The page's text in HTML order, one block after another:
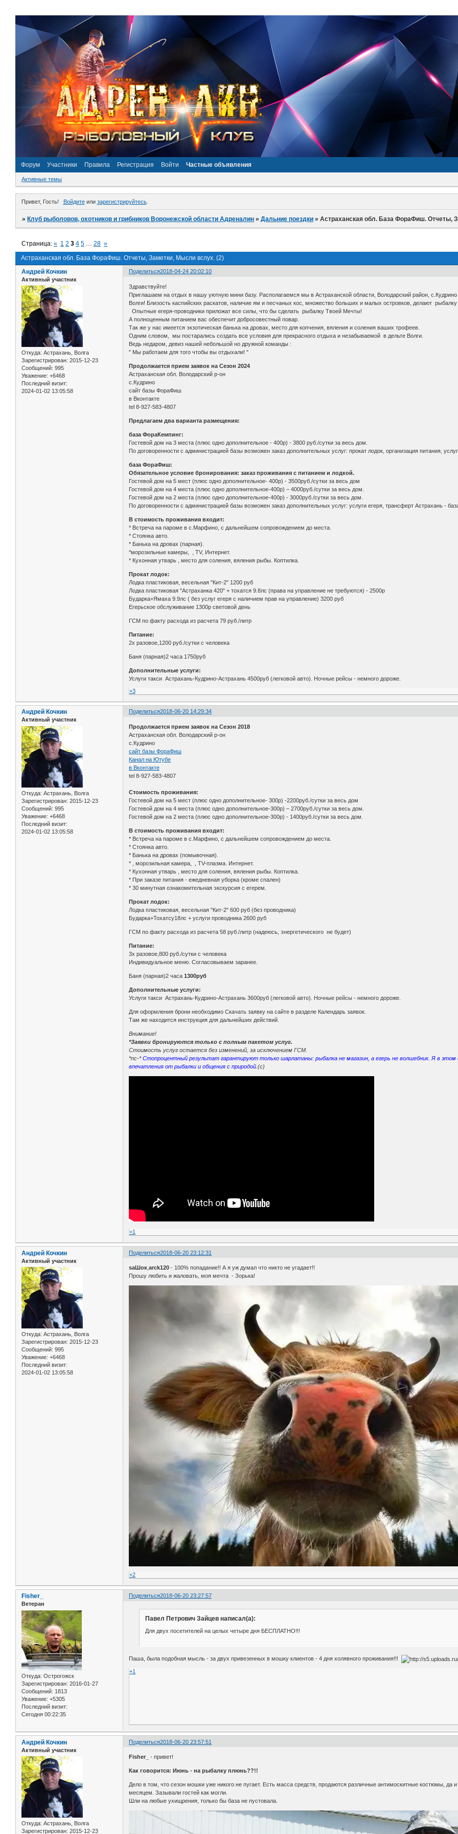
Форум Участники Правила Регистрация Войти Частные объявления
Активные темы
Привет, Гость! Войдитеили зарегистрируйтесь.
» Клуб рыболовов, охотников и грибников Воронежской области Адреналин »Дальние поездки »Астраханская обл. База ФораФиш. Отчеты,
Астраханская обл. База ФораФиш. Отчеты, Заметки, Мысли вслух. (2)
Страница:« 1 2 3 4 5 … 28 »
Поделиться2018-04-24 20:02:10
Андрей Кочкин
Активный участник
Откуда: Астрахань, Волга
Зарегистрирован: 2015-12-23
Сообщений: 995
Уважение: +6468
Последний визит:
2024-01-02 13:05:58
Здравствуйте!
Приглашаем на отдых в нашу уютную мини базу. Располагаемся мы в Астраханской области, Володарский район,
Волги! Близость каспийских раскатов, наличие ям и песчаных кос, множество больших и малых островков, делают
Опытные егеря-проводники приложат все силы, что бы сделать рыбалку Твоей Мечты!
А полноценным питанием вас обеспечит добросовестный повар.
Так же у нас имеется экзотическая банька на дровах, место для копчения, вяления и соления ваших трофеев.
Одним словом, мы постарались создать все условия для прекрасного отдыха и незабываемой в дельте Волги.
Ведь недаром, девиз нашей небольшой но дружной команды :
" Мы работаем для того чтобы вы отдыхали! "
Продолжается прием заявок на Сезон 2024
Астраханская обл. Володарский р-он
с.Кудрино
сайт базы ФораФиш
в Вконтакте
tel 8-927-583-4807
Предлагаем два варианта размещения:
база ФораКемпинг:
Гостевой дом на 3 места (плюс одно дополнительное - 400р) - 3800 руб./сутки за весь дом.
По договоренности с администрацией базы возможен заказ дополнительных услуг: прокат лодок, организация питания,
база ФораФиш:
Обязательное условие бронирования: заказ проживания с питанием и лодкой.
Гостевой дом на 5 мест (плюс одно дополнительное- 400р) - 3500руб./сутки за весь дом
Гостевой дом на 4 места (плюс одно дополнительное-400р) – 4000руб./cутки за весь дом.
Гостевой дом на 2 места (плюс одно дополнительное-400р) - 3000руб./сутки за весь дом.
По договоренности с администрацией базы возможен заказ дополнительных услуг: услуги егеря, трансферт Астрахань -
В стоимость проживания входит:
* Встреча на пароме в с.Марфино, с дальнейшем сопровождением до места.
* Стоянка авто.
* Банька на дровах (парная).
*морозильные камеры, , ТV, Интернет.
* Кухонная утварь , место для соления, вяления рыбы. Коптилка.
Прокат лодок:
Лодка пластиковая, весельная "Кит-2" 1200 руб
Лодка пластиковая "Астраханка 420" + тохатся 9.8лс (права на управление не требуются) - 2500р
Бударка+Ямаха 9.9лс ( без услуг егеря с наличием прав на управление) 3200 руб
Егерьское обслуживание 1300р световой день
ГСМ по факту расхода из расчета 79 руб./литр
Питание:
2х разовое,1200 руб./сутки с человека
Баня (парная)2 часа 1750руб
Дополнительные услуги:
Услуги такси Астрахань-Кудрино-Астрахань 4500руб (легковой авто). Ночные рейсы - немного дороже.
+3
Поделиться2018-06-20 14:29:34
Андрей Кочкин
Активный участник
Откуда: Астрахань, Волга
Зарегистрирован: 2015-12-23
Сообщений: 995
Уважение: +6468
Последний визит:
2024-01-02 13:05:58
Продолжается прием заявок на Сезон 2018
Астраханская обл. Володарский р-он
с.Кудрино
сайт базы ФораФиш
Канал на Ютубе
в Вконтакте
tel 8-927-583-4807
Стоимость проживания:
Гостевой дом на 5 мест (плюс одно дополнительное- 300р) -2200руб./сутки за весь дом
Гостевой дом на 4 места (плюс одно дополнительное-300р) – 2700руб./cутки за весь дом.
Гостевой дом на 2 места (плюс одно дополнительное-300р) - 1400руб./сутки за весь дом.
В стоимость проживания входит:
* Встреча на пароме в с.Марфино, с дальнейшем сопровождением до места.
* Стоянка авто.
* Банька на дровах (помывочная).
* , морозильная камера, , ТV-плазма. Интернет.
* Кухонная утварь , место для соления, вяления рыбы. Коптилка.
* При заказе питания - ежедневная уборка (кроме спален)
* 30 минутная ознакомительная экскурсия с егерем.
Прокат лодок:
Лодка пластиковая, весельная "Кит-2" 600 руб (без проводника)
Бударка+Тохатсу18лс + услуги проводника 2600 руб
ГСМ по факту расхода из расчета 58 руб./литр (надеюсь, энергетического не будет)
Питание:
3х разовое,800 руб./сутки с человека
Индивидуальное меню. Согласовываем заранее.
Баня (парная)2 часа1300руб
Дополнительные услуги:
Услуги такси Астрахань-Кудрино-Астрахань 3600руб (легковой авто). Ночные рейсы - немного дороже.
Для оформления брони необходимо Скачать заявку на сайте в разделе Календарь заявок.
Там же находится инструкция для дальнейших действий.
Внимание!
*Заявки бронируются только с полным пакетом услуг.
Стоимость услуг остается без изменений, за исключением ГСМ.
*пс-*Стопроцентный результат гарантируют только шарлатаны: рыбалка не магазин, а егерь не волшебник. Я в этом
впечатления от рыбалки и общения с природой.(с)
+1
Поделиться2018-06-20 23:12:31
Андрей Кочкин
Активный участник
Откуда: Астрахань, Волга
Зарегистрирован: 2015-12-23
Сообщений: 995
Уважение: +6468
Последний визит:
2024-01-02 13:05:58
saШок ,arck120 - 100% попадание!! А я уж думал что никто не угадает!!
Прошу любить и жаловать, моя мечта - Зорька!
+2
Поделиться2018-06-20 23:27:57
Fisher_
Ветеран
Откуда: Острогожск
Зарегистрирован: 2016-01-27
Сообщений: 1813
Уважение: +5305
Последний визит:
Сегодня 00:22:35
Павел Петрович Зайцев написал(а):
Для двух посетителей на целых четыре дня БЕСПЛАТНО!!!
Паша, была подобная мысль - за двух привезенных в мошку клиентов - 4 дня холявного проживания!!!
+1
Поделиться2018-06-20 23:57:51
Андрей Кочкин
Активный участник
Откуда: Астрахань, Волга
Зарегистрирован: 2015-12-23
Fisher_ - привет!
Как говорится: Июнь - на рыбалку плюнь??!!
Дело в том, что сезон мошки уже никого не пугает. Есть масса средств, продаются различные антимоскитные костюмы,
месяцем. Зазывали гостей как могли.
Шли на любые ухищрения, только бы база не пустовала.